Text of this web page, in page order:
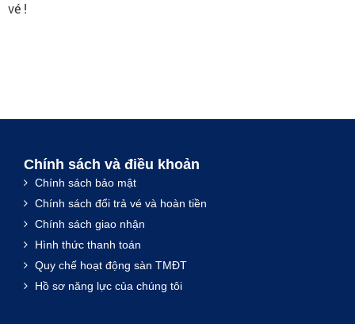
vé !
Chính sách và điều khoản
Chính sách bảo mật
Chính sách đổi trả vé và hoàn tiền
Chính sách giao nhận
Hình thức thanh toán
Quy chế hoạt động sàn TMĐT
Hồ sơ năng lực của chúng tôi